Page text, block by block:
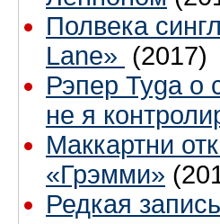
Полвека
Lane» (2017)
Рэпер Tyga о
не я
Маккартни
«Грэмми»
Редкая